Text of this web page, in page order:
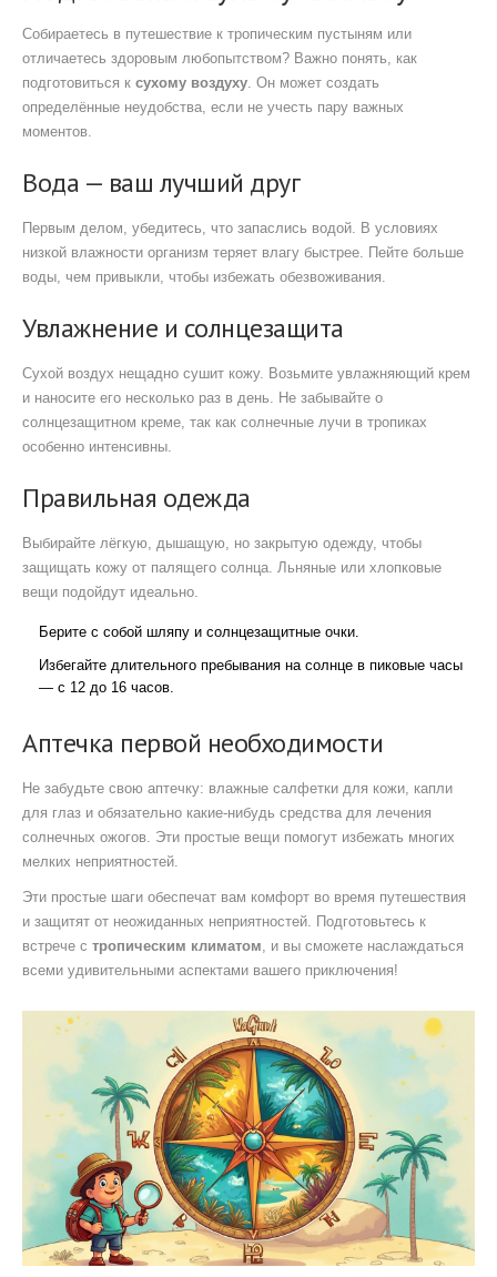
Собираетесь в путешествие к тропическим пустыням или
отличаетесь здоровым любопытством? Важно понять, как
подготовиться к сухому воздуху. Он может создать
определённые неудобства, если не учесть пару важных
моментов.
Вода — ваш лучший друг
Первым делом, убедитесь, что запаслись водой. В условиях
низкой влажности организм теряет влагу быстрее. Пейте больше
воды, чем привыкли, чтобы избежать обезвоживания.
Увлажнение и солнцезащита
Сухой воздух нещадно сушит кожу. Возьмите увлажняющий крем
и наносите его несколько раз в день. Не забывайте о
солнцезащитном креме, так как солнечные лучи в тропиках
особенно интенсивны.
Правильная одежда
Выбирайте лёгкую, дышащую, но закрытую одежду, чтобы
защищать кожу от палящего солнца. Льняные или хлопковые
вещи подойдут идеально.
Берите с собой шляпу и солнцезащитные очки.
Избегайте длительного пребывания на солнце в пиковые часы
— с 12 до 16 часов.
Аптечка первой необходимости
Не забудьте свою аптечку: влажные салфетки для кожи, капли
для глаз и обязательно какие-нибудь средства для лечения
солнечных ожогов. Эти простые вещи помогут избежать многих
мелких неприятностей.
Эти простые шаги обеспечат вам комфорт во время путешествия
и защитят от неожиданных неприятностей. Подготовьтесь к
встрече с тропическим климатом, и вы сможете наслаждаться
всеми удивительными аспектами вашего приключения!